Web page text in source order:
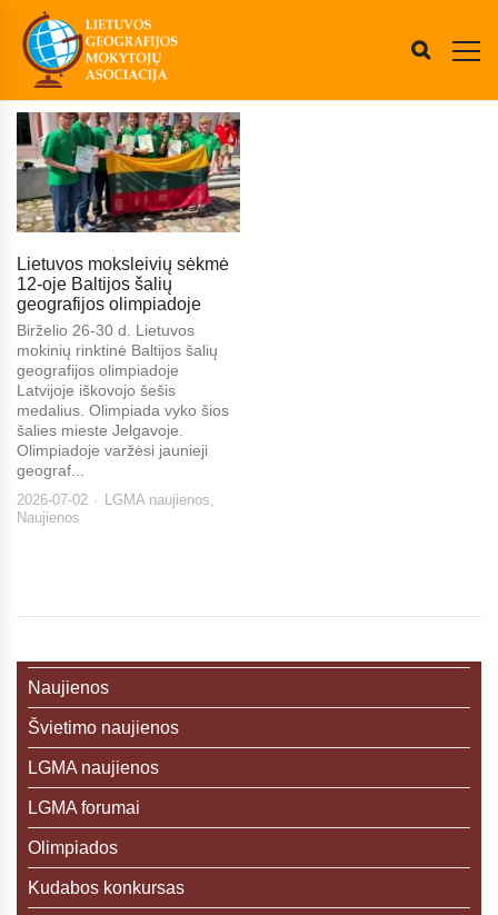
Lietuvos moksleivių sėkmė
12-oje Baltijos šalių
geografijos olimpiadoje
Birželio 26-30 d. Lietuvos
mokinių rinktinė Baltijos šalių
geografijos olimpiadoje
Latvijoje iškovojo šešis
medalius. Olimpiada vyko šios
šalies mieste Jelgavoje.
Olimpiadoje varžėsi jaunieji
geograf...
2026-07-02 LGMA naujienos,
Naujienos
Naujienos
Švietimo naujienos
LGMA naujienos
LGMA forumai
Olimpiados
Kudabos konkursas